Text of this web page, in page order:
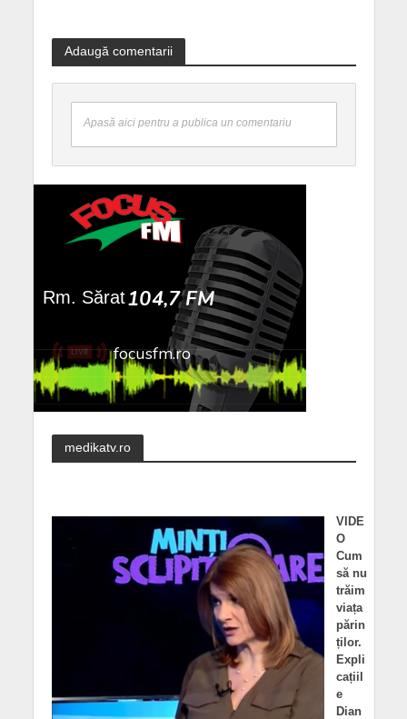
Adaugă comentarii
Apasă aici pentru a publica un comentariu
medikatv.ro
VIDE
O
Cum
să nu
trăim
viața
părin
ților.
Expli
cațiil
e
Dian